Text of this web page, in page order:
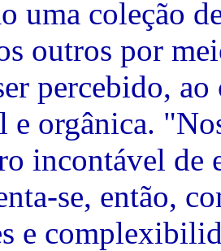
uma coleção
outros por
percebido,
e orgânica.
incontável de
se, então,
e